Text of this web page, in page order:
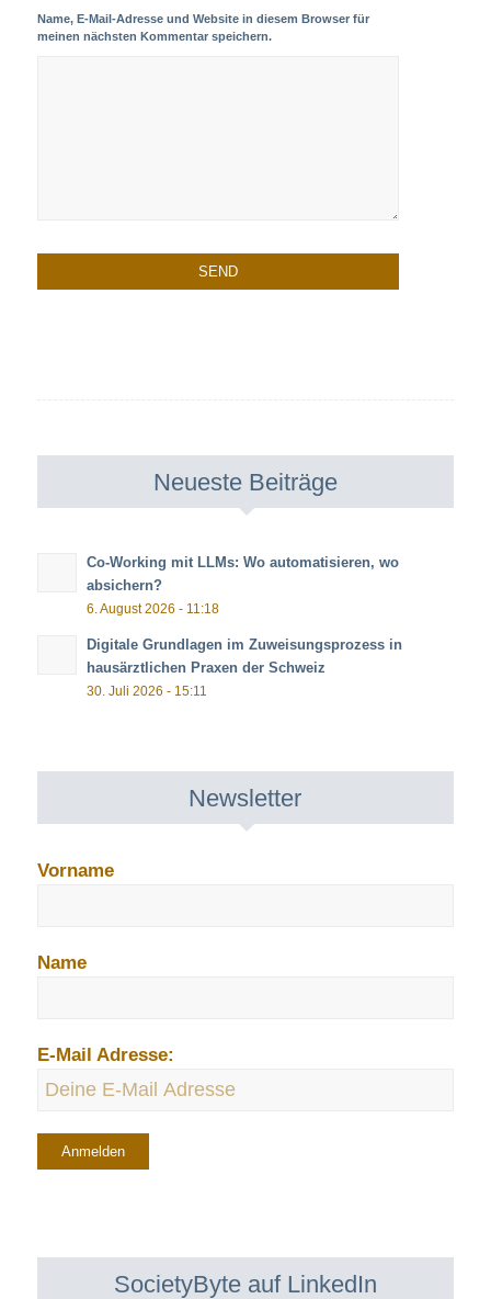
Name, E-Mail-Adresse und Website in diesem Browser für
meinen nächsten Kommentar speichern.
Neueste Beiträge
Co-Working mit LLMs: Wo automatisieren, wo
absichern?
6. August 2026 - 11:18
Digitale Grundlagen im Zuweisungsprozess in
hausärztlichen Praxen der Schweiz
30. Juli 2026 - 15:11
Newsletter
Vorname
Name
E-Mail Adresse:
SocietyByte auf LinkedIn